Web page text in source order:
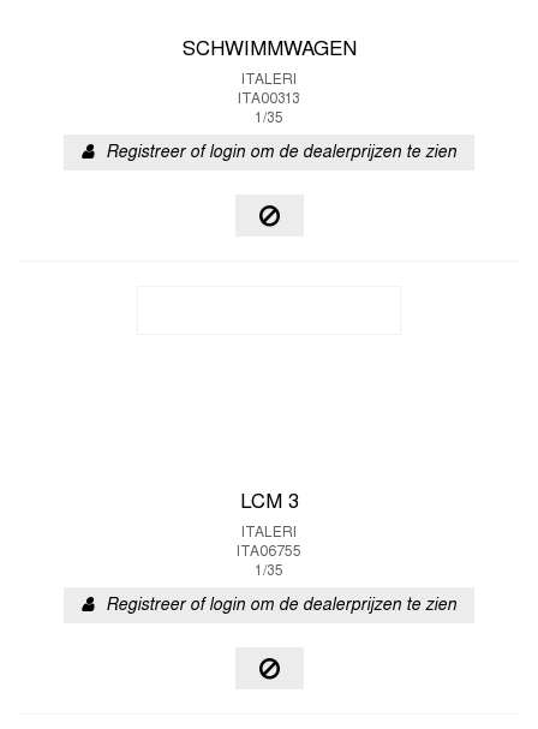
SCHWIMMWAGEN
ITALERI
ITA00313
1/35
Registreer of login om de dealerprijzen te zien
LCM 3
ITALERI
ITA06755
1/35
Registreer of login om de dealerprijzen te zien